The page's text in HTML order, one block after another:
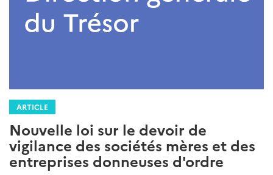
ARTICLE
Nouvelle loi sur le devoir de
vigilance des sociétés mères et des
entreprises donneuses d'ordre